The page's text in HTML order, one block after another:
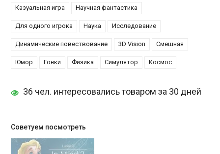
Казуальная игра Научная фантастика
Для одного игрока Наука Исследование
Динамические повествование 3D Vision Смешная
Юмор Гонки Физика Симулятор Космос
36 чел. интересовались товаром за 30 дней
Советуем посмотреть